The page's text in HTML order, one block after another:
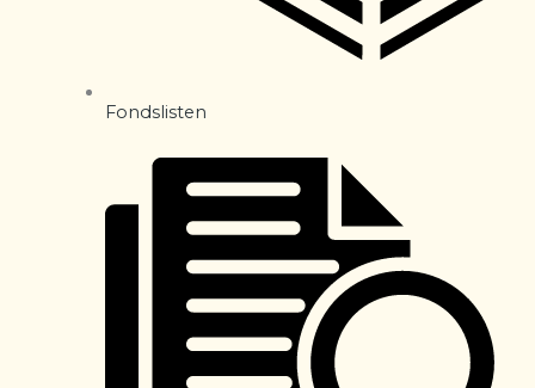
Fondslisten